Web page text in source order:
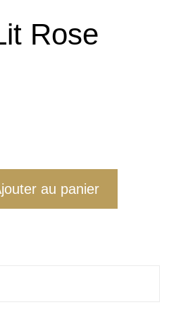
Rose
au panier